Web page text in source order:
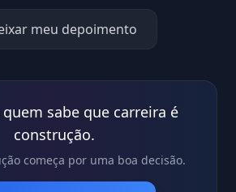
meu depoimento
quem sabe que carreira é
construção.
começa por uma boa decisão.